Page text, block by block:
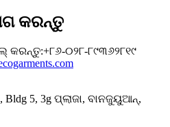
କରନ୍ତୁ
୦୨୮-୮୯୩୬୨୮୧୯
5, 3g ପ୍ଲାଜା, ବାନଜୁୟୁଆନ୍,